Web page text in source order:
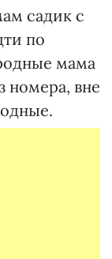
садик с
по
мама
номера, вне